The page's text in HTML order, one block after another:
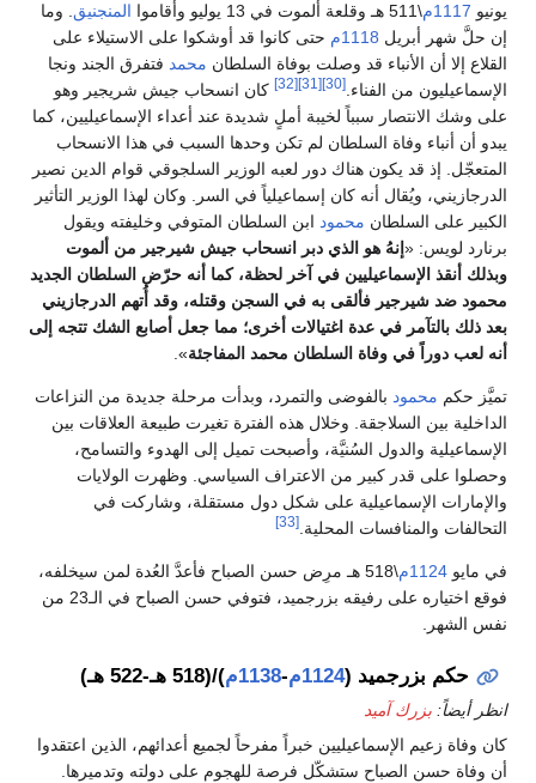
1117م \511 هـ وقلعة ألموت في 13 يوليو وأقاموا المنجنيق. وما
حلَّ شهر أبريل1118م حتى كانوا قد أوشكوا على الاستيلاء على
إلا أن الأنباء قد وصلت بوفاة السلطانمحمدفتفرق الجند ونجا
من الفناء.[30]
[32]
كان انسحاب جيش شريجير وهو
وشك الانتصار سبباً لخيبة أملٍ شديدة عند أعداء الإسماعيليين، كما
أن أنباء وفاة السلطان لم تكن وحدها السبب في هذا الانسحاب
إذ قد يكون هناك دور لعبه الوزير السلجوقي قوام الدين نصير
ويُقال أنه كان إسماعيلياً في السر. وكان لهذا الوزير التأثير
على السلطانمحمودابن السلطان المتوفي وخليفته ويقول
لويس: «إنهُ هو الذي دبر انسحاب جيش شيرجير من ألموت
أنقذ الإسماعيليين في آخر لحظة، كما أنه حرّض السلطان الجديد
ضد شيرجير فألقى به في السجن وقتله، وقد أُتهم الدرجازيني
ذلك بالتآمر في عدة اغتيالات أخرى؛ مما جعل أصابع الشك تتجه إلى
لعب دوراً في وفاة السلطان محمد المفاجئة».
حكممحمودبالفوضى والتمرد، وبدأت مرحلة جديدة من النزاعات
بين السلاجقة. وخلال هذه الفترة تغيرت طبيعة العلاقات بين
والدول السُنيَّة، وأصبحت تميل إلى الهدوء والتسامح،
على قدر كبير من الاعتراف السياسي. وظهرت الولايات
الإسماعيلية على شكل دول مستقلة، وشاركت في
والمنافسات المحلية.
مايو 1124م
\518 هـ مرِض حسن الصباح فأعدَّ العُدة لمن سيخلفه،
فوقع اختياره على رفيقه بزرجميد، فتوفي حسن الصباح في الـ23 من
الشهر.
حكم بزرجميد (1124م -1138م )/(518 هـ-522 هـ)
أيضاً:بزرك آميد
وفاة زعيم الإسماعيليين خبراً مفرحاً لجميع أعدائهم، الذين اعتقدوا
وفاة حسن الصباح ستشكّل فرصة للهجوم على دولته وتدميرها.